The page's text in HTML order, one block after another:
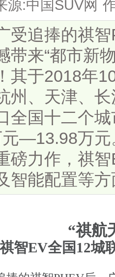
源:中国SUV网
受追捧的祺
带来“都市新
其于2018年
州、天津、
全国十二个
—13.98万元
磅力作，祺
智能配置等
“祺航
智EV全国12城